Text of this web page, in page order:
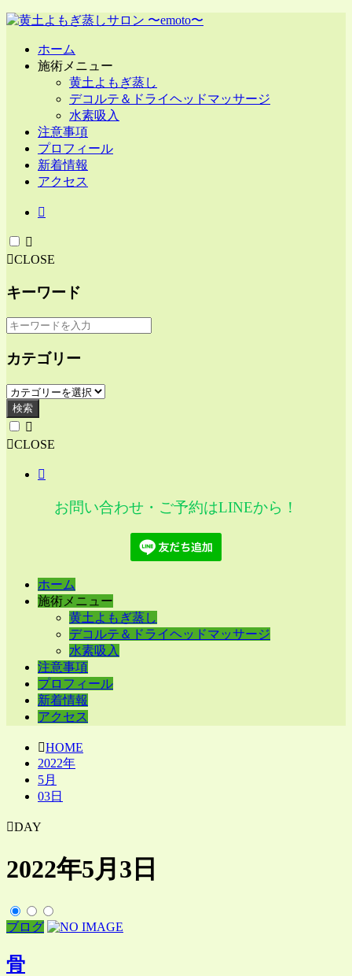
ホーム
施術メニュー
黄土よもぎ蒸し
デコルテ＆ドライヘッドマッサージ
水素吸入
注意事項
プロフィール
新着情報
アクセス
CLOSE
キーワード
カテゴリー
検索
CLOSE
お問い合わせ・ご予約はLINEから！
ホーム
施術メニュー
黄土よもぎ蒸し
デコルテ＆ドライヘッドマッサージ
水素吸入
注意事項
プロフィール
新着情報
アクセス
HOME
2022年
5月
03日
DAY
2022年5月3日
ブログ
骨